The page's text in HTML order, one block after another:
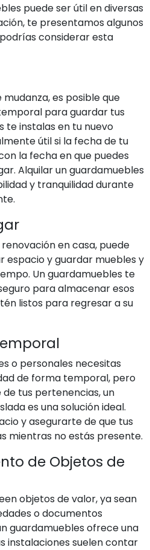
puede ser útil en diversas
te presentamos algunos
considerar esta
es posible que
para guardar tus
te instalas en tu nuevo
útil si la fecha de tu
la fecha en que puedes
Alquilar un guardamuebles
y tranquilidad durante
en casa, puede
espacio y guardar muebles y
Un guardamuebles te
para almacenar esos
listos para regresar a su
o personales necesitas
de forma temporal, pero
tus pertenencias, un
es una solución ideal.
y asegurarte de que tus
mientras no estás presente.
de Objetos de
objetos de valor, ya sean
o documentos
guardamuebles ofrece una
instalaciones suelen contar